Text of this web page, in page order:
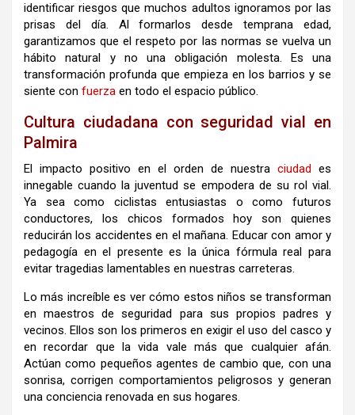
identificar riesgos que muchos adultos ignoramos por las
prisas del día. Al formarlos desde temprana edad,
garantizamos que el respeto por las normas se vuelva un
hábito natural y no una obligación molesta. Es una
transformación profunda que empieza en los barrios y se
siente con fuerza en todo el espacio público.
Cultura ciudadana con seguridad vial en
Palmira
El impacto positivo en el orden de nuestra ciudad
es
innegable cuando la juventud se empodera de su rol vial.
Ya sea como ciclistas entusiastas o como futuros
conductores, los chicos formados hoy son quienes
reducirán los accidentes en el mañana. Educar con amor y
pedagogía en el presente es la única fórmula real para
evitar tragedias lamentables en nuestras carreteras.
Lo más increíble es ver cómo estos niños se transforman
en maestros de seguridad para sus propios padres y
vecinos. Ellos son los primeros en exigir el uso del casco y
en recordar que la vida vale más que cualquier afán.
Actúan como pequeños agentes de cambio que, con una
sonrisa, corrigen comportamientos peligrosos y generan
una conciencia renovada en sus hogares.